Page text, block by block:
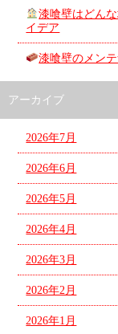
漆喰壁はどん
イデア
漆喰壁のメン
アーカイブ
2026年7月
2026年6月
2026年5月
2026年4月
2026年3月
2026年2月
2026年1月